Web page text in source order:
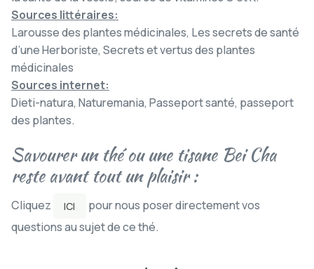
Sources littéraires:
Larousse des plantes médicinales, Les secrets de santé
d’une Herboriste, Secrets et vertus des plantes
médicinales
Sources internet:
Dieti-natura, Naturemania, Passeport santé, passeport
des plantes.
Savourer un thé ou une tisane Bei Cha
reste avant tout un plaisir :
Cliquez ICI
pour nous poser directement vos
questions au sujet de ce thé.